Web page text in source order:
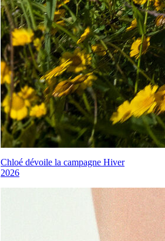
Chloé dévoile la campagne Hiver
2026